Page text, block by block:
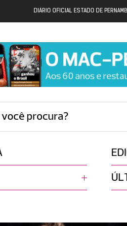
DIÁRIO OFICIAL ESTADO DE
você procura?